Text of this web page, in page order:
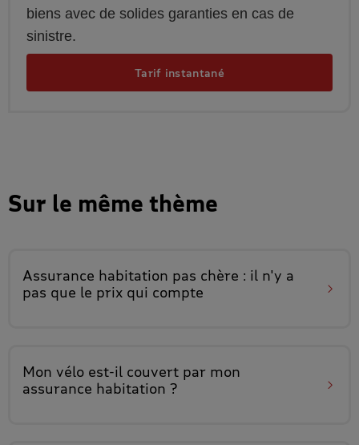
biens avec de solides garanties en cas de
sinistre.
Tarif instantané
Sur le même thème
Assurance habitation pas chère : il n'y a
pas que le prix qui compte
Mon vélo est-il couvert par mon
assurance habitation ?